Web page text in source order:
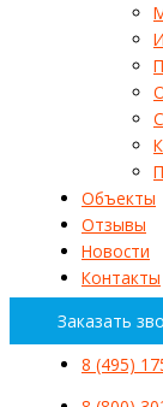
Объекты
Отзывы
Новости
Контакты
Заказать
8 (495)